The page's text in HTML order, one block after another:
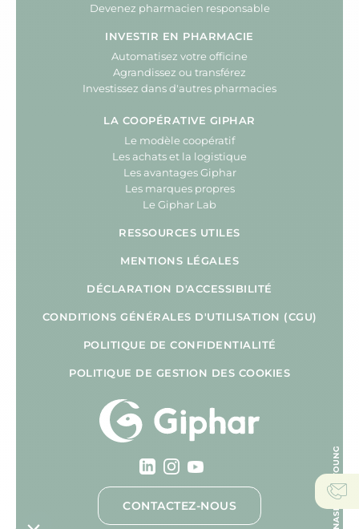
Devenez pharmacien responsable
INVESTIR EN PHARMACIE
Automatisez votre officine
Agrandissez ou transférez
Investissez dans d'autres pharmacies
LA COOPÉRATIVE GIPHAR
Le modèle coopératif
Les achats et la logistique
Les avantages Giphar
Les marques propres
Le Giphar Lab
RESSOURCES UTILES
MENTIONS LÉGALES
DÉCLARATION D'ACCESSIBILITÉ
CONDITIONS GÉNÉRALES D'UTILISATION (CGU)
POLITIQUE DE CONFIDENTIALITÉ
POLITIQUE DE GESTION DES COOKIES
CONTACTEZ-NOUS